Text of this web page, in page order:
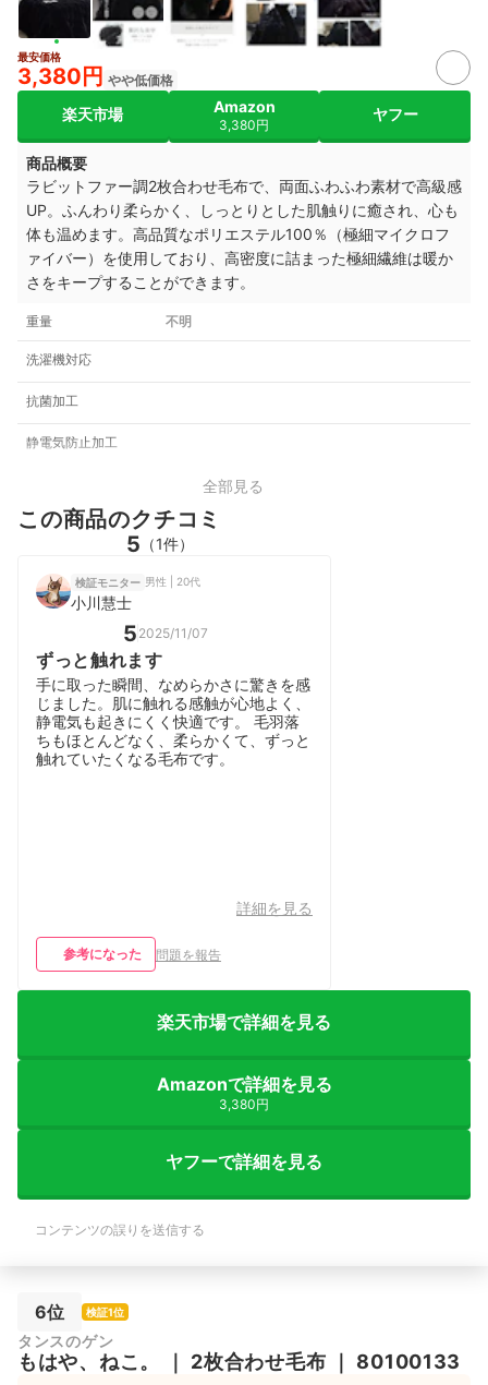
最安価格
3,380円 やや低価格
楽天市場 Amazon
3,380円
ヤフー
商品概要
ラビットファー調2枚合わせ毛布で、両面ふわふわ素材で高級感
UP。ふんわり柔らかく、しっとりとした肌触りに癒され、心も
体も温めます。高品質なポリエステル100％（極細マイクロフ
ァイバー）を使用しており、高密度に詰まった極細繊維は暖か
さをキープすることができます。
重量 不明
洗濯機対応
抗菌加工
静電気防止加工
全部見る
この商品のクチコミ
5 （1件）
検証モニター 男性 | 20代
小川慧士
5 2025/11/07
ずっと触れます
手に取った瞬間、なめらかさに驚きを感
じました。肌に触れる感触が心地よく、
静電気も起きにくく快適です。 毛羽落
ちもほとんどなく、柔らかくて、ずっと
触れていたくなる毛布です。
詳細を見る
参考になった 問題を報告
楽天市場で詳細を見る
Amazonで詳細を見る
3,380円
ヤフーで詳細を見る
コンテンツの誤りを送信する
6位 検証1位
タンスのゲン
もはや、ねこ。 ｜ 2枚合わせ毛布 ｜ 80100133